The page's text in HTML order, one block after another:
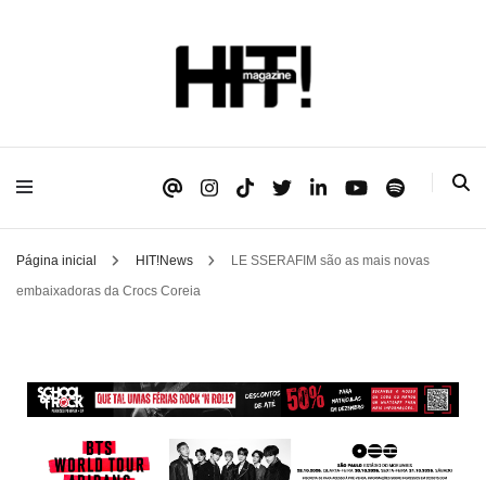
HIT!Magazine
Página inicial HIT!News
LE SSERAFIM são as mais novas
embaixadoras da Crocs Coreia